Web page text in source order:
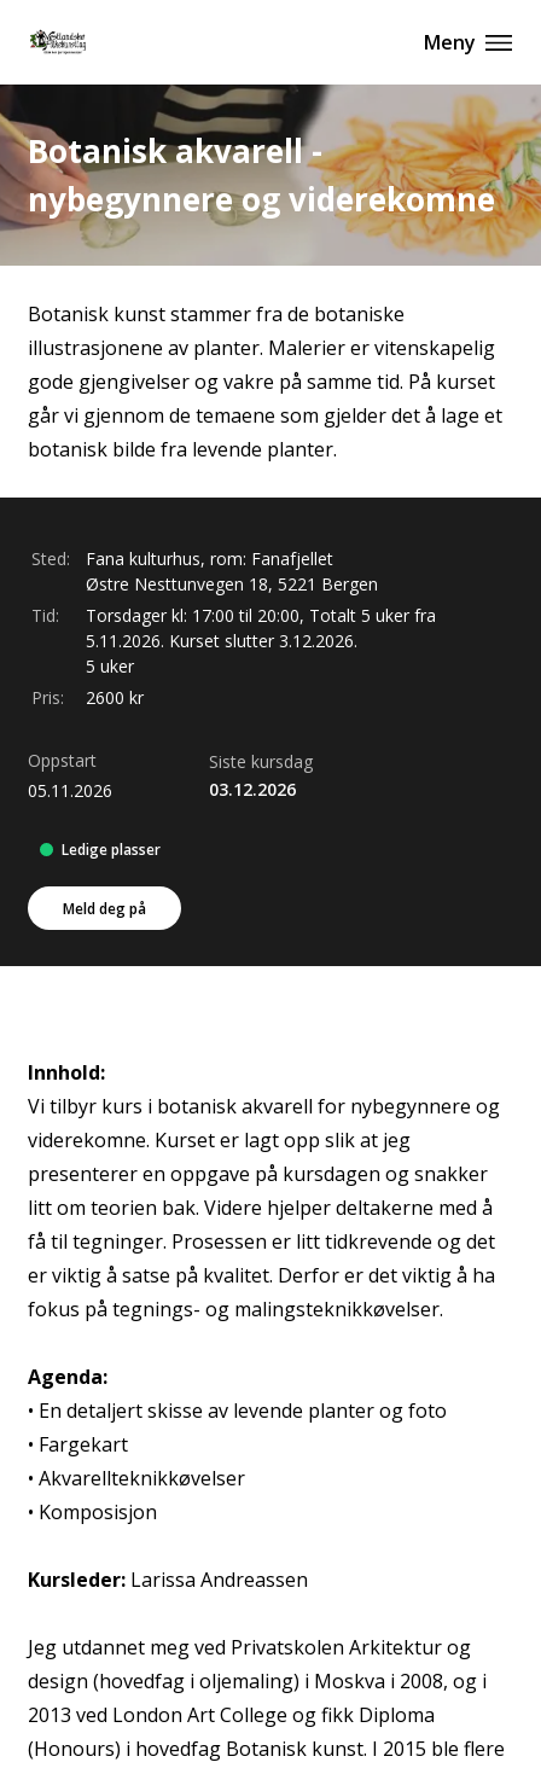
Meny
Botanisk akvarell -
nybegynnere og viderekomne
Botanisk kunst stammer fra de botaniske
illustrasjonene av planter. Malerier er vitenskapelig
gode gjengivelser og vakre på samme tid. På kurset
går vi gjennom de temaene som gjelder det å lage et
botanisk bilde fra levende planter.
Sted:
Fana kulturhus, rom: Fanafjellet
Østre Nesttunvegen 18, 5221 Bergen
Tid:
Torsdager kl: 17:00 til 20:00, Totalt 5 uker fra
5.11.2026. Kurset slutter 3.12.2026.
5 uker
Pris:
2600 kr
Oppstart
05.11.2026
Siste kursdag
03.12.2026
Ledige plasser
Meld deg på
Innhold:
Vi tilbyr kurs i botanisk akvarell for nybegynnere og
viderekomne. Kurset er lagt opp slik at jeg
presenterer en oppgave på kursdagen og snakker
litt om teorien bak. Videre hjelper deltakerne med å
få til tegninger. Prosessen er litt tidkrevende og det
er viktig å satse på kvalitet. Derfor er det viktig å ha
fokus på tegnings- og malingsteknikkøvelser.
Agenda:
• En detaljert skisse av levende planter og foto
• Fargekart
• Akvarellteknikkøvelser
• Komposisjon
Kursleder: Larissa Andreassen
Jeg utdannet meg ved Privatskolen Arkitektur og
design (hovedfag i oljemaling) i Moskva i 2008, og i
2013 ved London Art College og fikk Diploma
(Honours) i hovedfag Botanisk kunst. I 2015 ble flere